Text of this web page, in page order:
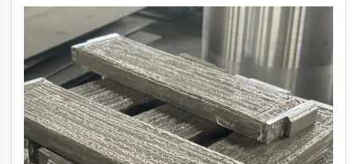
хрома служат в три — пять раз дольше...